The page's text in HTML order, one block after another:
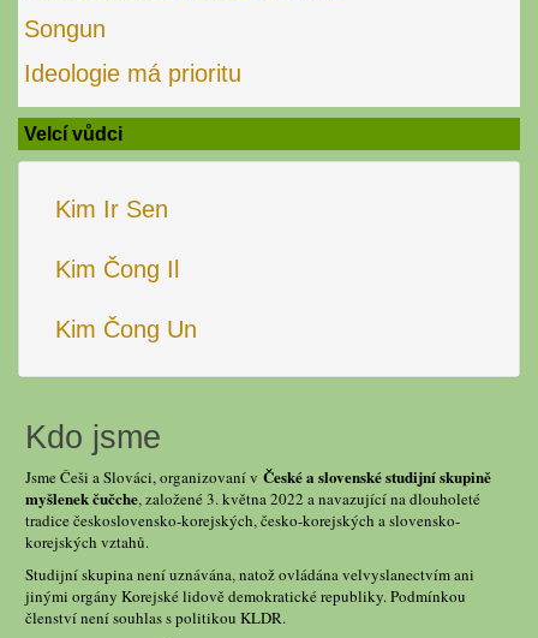
Songun
Ideologie má prioritu
Velcí vůdci
Kim Ir Sen
Kim Čong Il
Kim Čong Un
Kdo jsme
Jsme Češi a Slováci, organizovaní v České a slovenské studijní skupině
myšlenek čučche, založené 3. května 2022 a navazující na dlouholeté
tradice československo-korejských, česko-korejských a slovensko-
korejských vztahů.
Studijní skupina není uznávána, natož ovládána velvyslanectvím ani
jinými orgány Korejské lidově demokratické republiky. Podmínkou
členství není souhlas s politikou KLDR.